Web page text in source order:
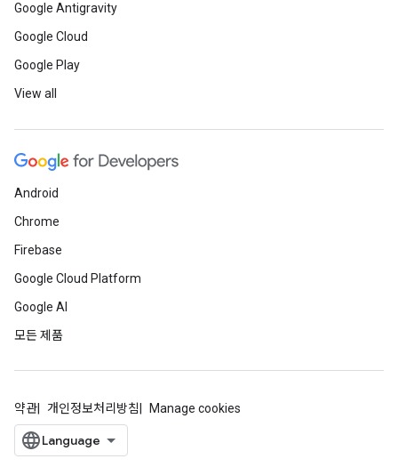
Google Antigravity
Google Cloud
Google Play
View all
Android
Chrome
Firebase
Google Cloud Platform
Google AI
모든 제품
약관 개인정보처리방침 Manage cookies